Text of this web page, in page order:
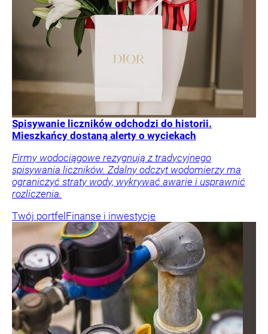
Spisywanie liczników odchodzi do historii.
Mieszkańcy dostaną alerty o wyciekach
Firmy wodociągowe rezygnują z tradycyjnego
spisywania liczników. Zdalny odczyt wodomierzy ma
ograniczyć straty wody, wykrywać awarie i usprawnić
rozliczenia.
Twój portfelFinanse i inwestycje